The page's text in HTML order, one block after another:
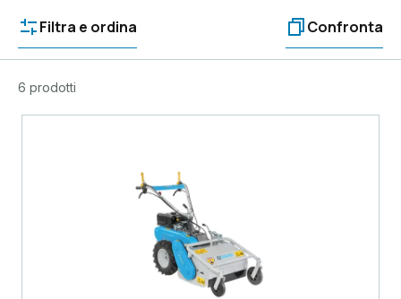
Filtra e ordina Confronta
6 prodotti